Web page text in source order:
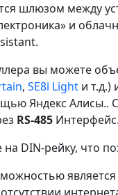
шлюзом между
и
вы можете
, SE8i Light и т.д.)
Яндекс Алисы..
RS-485 Интерфейс.
DIN-рейку, что